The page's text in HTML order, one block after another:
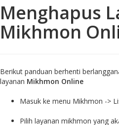
Menghapus
Mikhmon
Berikut panduan berhenti
layanan Mikhmon Online
Masuk ke menu Mikhmon ->
Pilih layanan mikhmon yang